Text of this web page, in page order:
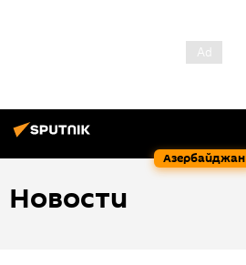
Азербайджан
Новости